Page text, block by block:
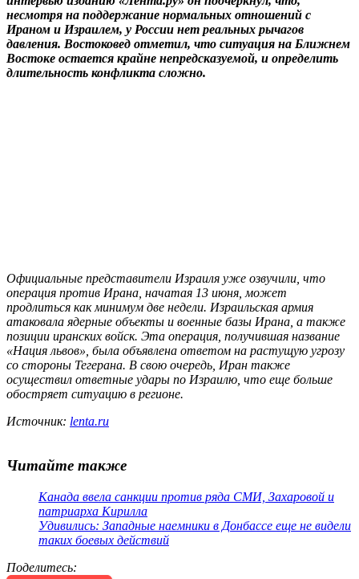
несмотря на поддержание нормальных отношений с
Ираном и Израилем, у России нет реальных рычагов
давления. Востоковед отметил, что ситуация на Ближнем
Востоке остается крайне непредсказуемой, и определить
длительность конфликта сложно.
Официальные представители Израиля уже озвучили, что
операция против Ирана, начатая 13 июня, может
продлиться как минимум две недели. Израильская армия
атаковала ядерные объекты и военные базы Ирана, а также
позиции иранских войск. Эта операция, получившая название
«Нация львов», была объявлена ответом на растущую угрозу
со стороны Тегерана. В свою очередь, Иран также
осуществил ответные удары по Израилю, что еще больше
обостряет ситуацию в регионе.
Источник: lenta.ru
Читайте также
Канада ввела санкции против ряда СМИ, Захаровой и
патриарха Кирилла
Удивились: Западные наемники в Донбассе еще не видели
таких боевых действий
Поделитесь: